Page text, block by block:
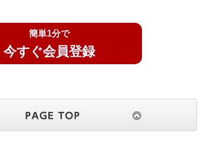
簡単1分で
今すぐ会員登録